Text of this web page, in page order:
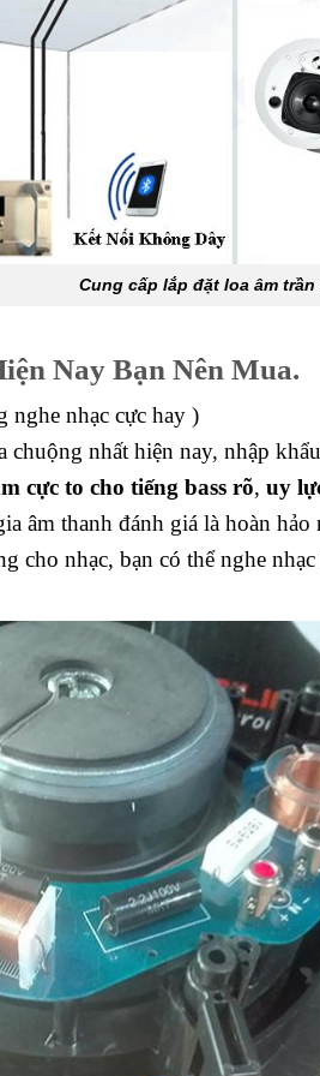
Cung cấp lắp đặt loa âm
Nay Bạn Nên Mua.
nghe nhạc cực hay )
chuộng nhất hiện nay, nhập
cực to cho tiếng bass rõ, uy
âm thanh đánh giá là hoàn
cho nhạc, bạn có thể nghe